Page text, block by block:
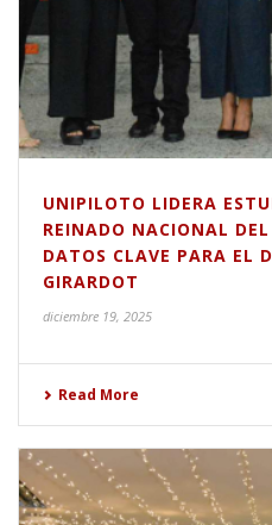
UNIPILOTO LIDERA
REINADO NACIONAL
DATOS CLAVE PARA EL
GIRARDOT
diciembre 19, 2025
Read More